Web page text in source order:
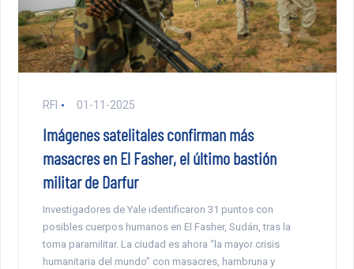
RFI 01-11-2025
Imágenes satelitales confirman más
masacres en El Fasher, el último bastión
militar de Darfur
Investigadores de Yale identificaron 31 puntos con
posibles cuerpos humanos en El Fasher, Sudán, tras la
toma paramilitar. La ciudad es ahora “la mayor crisis
humanitaria del mundo” con masacres, hambruna y